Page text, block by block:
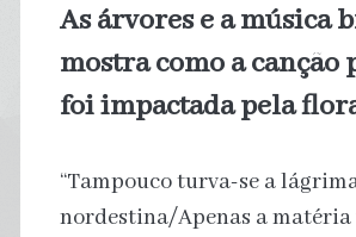
As árvores e a música
mostra como a canção
foi impactada pela
“Tampouco turva-se a
nordestina/Apenas a